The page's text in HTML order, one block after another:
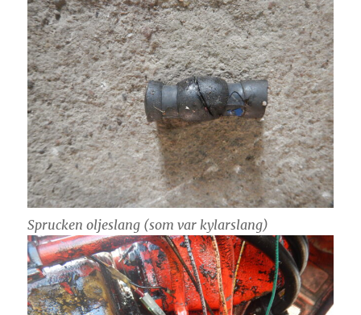
Sprucken oljeslang (som var kylarslang)